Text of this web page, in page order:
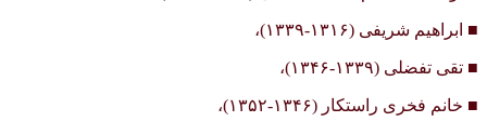
■ ابراهیم شریفی (۱۳۱۶-۱۳۳۹)،
■ تقی تفضلی (۱۳۳۹-۱۳۴۶)،
■ خانم فخری راستکار (۱۳۴۶-۱۳۵۲)،